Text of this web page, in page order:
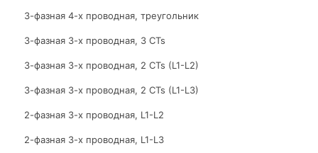
3-фазная 4-х проводная, треугольник
3-фазная 3-х проводная, 3 CTs
3-фазная 3-х проводная, 2 CTs (L1-L2)
3-фазная 3-х проводная, 2 CTs (L1-L3)
2-фазная 3-х проводная, L1-L2
2-фазная 3-х проводная, L1-L3